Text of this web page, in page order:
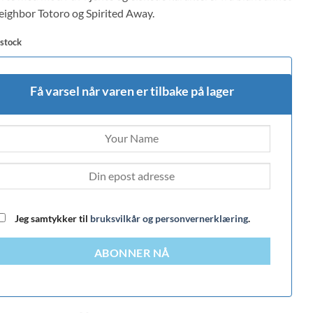
Totoro og Spirited Away.
Få varsel når varen er tilbake på lager
Jeg samtykker til bruksvilkår og personvernerklæring.
ABONNER NÅ